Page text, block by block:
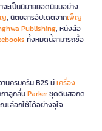
ะเป็นนิยายยอดนิยมอย่าง
, นิตยสารอัปเดตจากเพ็ญ
Publishing, หนังสือ
ทั้งหมดนี้สามารถซื้อ
นครบครัน B2S มีเครื่อง
าลูกลื่นParkerชุดดินสอกด
เลือกใช้ได้อย่างจุใจ